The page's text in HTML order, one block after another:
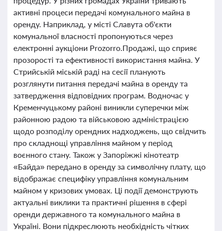
активні процеси передачі комунального майна в
оренду. Наприклад, у місті Славута об'єкти
комунальної власності пропонуються через
електронні аукціони Prozorro.Продажі, що сприяє
прозорості та ефективності використання майна. У
Стрийській міській раді на сесії планують
розглянути питання передачі майна в оренду та
затвердження відповідних програм. Водночас у
Кременчуцькому районі виникли суперечки між
районною радою та військовою адміністрацією
щодо розподілу орендних надходжень, що свідчить
про складнощі управління майном у період
воєнного стану. Також у Запоріжжі кінотеатр
«Байда» передано в оренду за символічну плату, що
відображає специфіку управління комунальним
майном у кризових умовах. Ці події демонструють
актуальні виклики та практичні рішення в сфері
оренди державного та комунального майна в
Україні. Вони підкреслюють необхідність чітких